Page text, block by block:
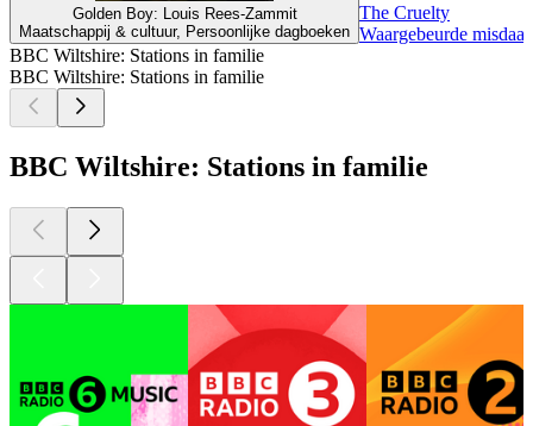
Golden Boy: Louis Rees-Zammit
Maatschappij & cultuur, Persoonlijke dagboeken
The Cruelty
Waargebeurde misdaad
BBC Wiltshire: Stations in familie
BBC Wiltshire: Stations in familie
BBC Wiltshire: Stations in familie